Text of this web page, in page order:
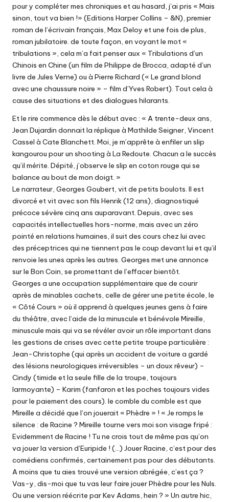
pour y compléter mes chroniques et au hasard, j’ai pris « Mais
sinon, tout va bien !» (Editions Harper Collins – &N), premier
roman de l’écrivain français, Max Deloy et une fois de plus,
roman jubilatoire. de toute façon, en voyant le mot «
tribulations », cela m’a fait penser aux « Tribulations d’un
Chinois en Chine (un film de Philippe de Brocca, adapté d’un
livre de Jules Verne) ou à Pierre Richard (« Le grand blond
avec une chaussure noire » – film d’Yves Robert). Tout cela à
cause des situations et des dialogues hilarants.
Et le rire commence dès le début avec : « A trente-deux ans,
Jean Dujardin donnait la réplique à Mathilde Seigner, Vincent
Cassel à Cate Blanchett. Moi, je m’apprête à enfiler un slip
kangourou pour un shooting à La Redoute. Chacun a le succès
qu’il mérite. Dépité, j’observe le slip en coton rouge qui se
balance au bout de mon doigt. »
Le narrateur, Georges Goubert, vit de petits boulots. Il est
divorcé et vit avec son fils Henrik (12 ans), diagnostiqué
précoce sévère cinq ans auparavant. Depuis, avec ses
capacités intellectuelles hors-norme, mais avec un zéro
pointé en relations humaines, il suit des cours chez lui avec
des préceptrices qui ne tiennent pas le coup devant lui et qu’il
renvoie les unes après les autres. Georges met une annonce
sur le Bon Coin, se promettant de l’effacer bientôt.
Georges a une occupation supplémentaire que de courir
après de minables cachets, celle de gérer une petite école, le
« Côté Cours » où il apprend à quelques jeunes gens à faire
du théâtre, avec l’aide de la minuscule et bénévole Mireille,
minuscule mais qui va se révéler avoir un rôle important dans
les gestions de crises avec cette petite troupe particulière :
Jean-Christophe (qui après un accident de voiture a gardé
des lésions neurologiques irréversibles – un doux rêveur) –
Cindy (timide et la seule fille de la troupe, toujours
larmoyante) – Karim (fanfaron et les poches toujours vides
pour le paiement des cours). le comble du comble est que
Mireille a décidé que l’on jouerait « Phèdre » ! « Je romps le
silence : de Racine ? Mireille tourne vers moi son visage fripé :
Evidemment de Racine ! Tu ne crois tout de même pas qu’on
va jouer la version d’Euripide ! (…) Jouer Racine, c’est pour des
comédiens confirmés, certainement pas pour des débutants.
A moins que tu aies trouvé une version abrégée, c’est ça ?
Vas-y, dis-moi que tu vas leur faire jouer Phèdre pour les Nuls.
Ou une version réécrite par Kev Adams, hein ? » Un autre hic,